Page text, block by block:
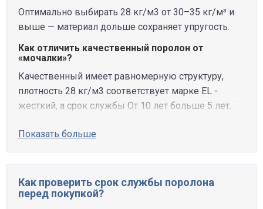
Оптимально выбирать 28 кг/м3 от 30–35 кг/м³ и
выше — материал дольше сохраняет упругость.
Как отличить качественный поролон от
«мочалки»?
Качественный имеет равномерную структуру,
плотность 28 кг/м3 соответствует марке EL -
жесткий, а срок службы От 10 лет больше 5 лет.
Показать больше
Как проверить срок службы поролона
перед покупкой?